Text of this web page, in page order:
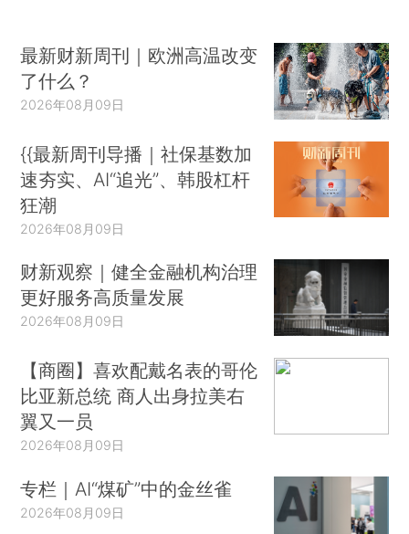
最新财新周刊｜欧洲高温改变
了什么？
2026年08月09日
{{最新周刊导播｜社保基数加
速夯实、AI“追光”、韩股杠杆
狂潮
2026年08月09日
财新观察｜健全金融机构治理
更好服务高质量发展
2026年08月09日
【商圈】喜欢配戴名表的哥伦
比亚新总统 商人出身拉美右
翼又一员
2026年08月09日
专栏｜AI“煤矿”中的金丝雀
2026年08月09日